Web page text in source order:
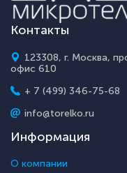
Контакты
123308, г. Москва,
офис 610
+ 7 (499) 346-75-68
info@torelko.ru
Информация
О компании